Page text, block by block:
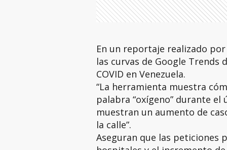
En un reportaje realizado
las curvas de Google Trends
COVID en Venezuela.
“La herramienta muestra
palabra “oxígeno” durante
muestran un aumento de
la calle”.
Aseguran que las peticiones